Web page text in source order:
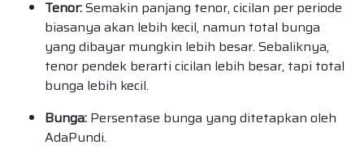
Tenor:Semakin panjang tenor, cicilan per periode
biasanya akan lebih kecil, namun total bunga
yang dibayar mungkin lebih besar. Sebaliknya,
tenor pendek berarti cicilan lebih besar, tapi total
bunga lebih kecil.
Bunga: Persentase bunga yang ditetapkan oleh
AdaPundi.